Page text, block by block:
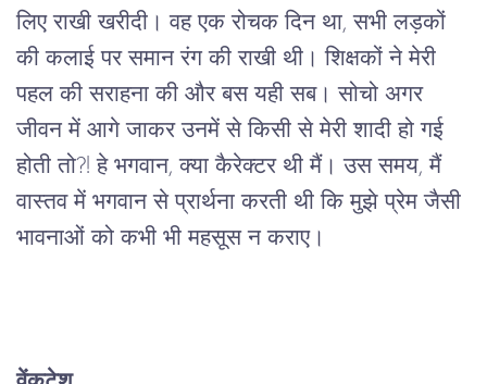
लिए राखी खरीदी। वह एक रोचक दिन था, सभी लड़कों
की कलाई पर समान रंग की राखी थी। शिक्षकों ने मेरी
पहल की सराहना की और बस यही सब। सोचो अगर
जीवन में आगे जाकर उनमें से किसी से मेरी शादी हो गई
होती तो?! हे भगवान, क्या कैरेक्टर थी मैं। उस समय, मैं
वास्तव में भगवान से प्रार्थना करती थी कि मुझे प्रेम जैसी
भावनाओं को कभी भी महसूस न कराए।